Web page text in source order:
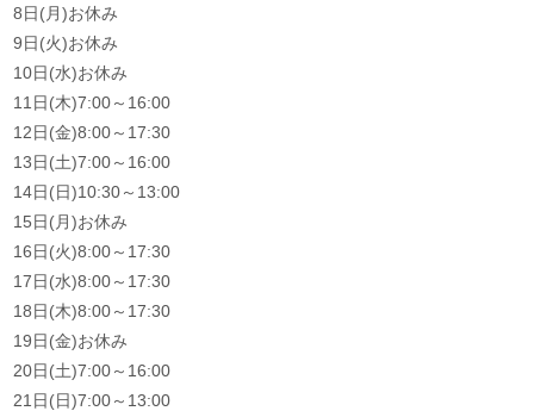
8日(月)お休み
9日(火)お休み
10日(水)お休み
11日(木)7:00～16:00
12日(金)8:00～17:30
13日(土)7:00～16:00
14日(日)10:30～13:00
15日(月)お休み
16日(火)8:00～17:30
17日(水)8:00～17:30
18日(木)8:00～17:30
19日(金)お休み
20日(土)7:00～16:00
21日(日)7:00～13:00